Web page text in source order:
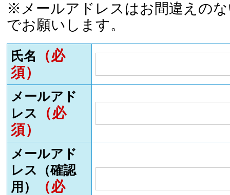
※メールアドレスはお間違えの
でお願いします。
氏名
（必
須）
メールアド
レス
（必
須）
メールアド
レス（確認
用）
（必